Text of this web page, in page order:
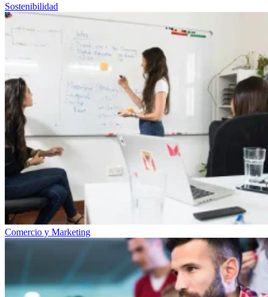
Sostenibilidad
Comercio y Marketing